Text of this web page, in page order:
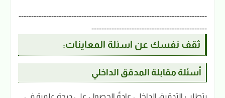
---------------------------------------------------------------------------
----------------------------------------------
ثقف نفسك عن اسئلة المعاينات:
أسئلة مقابلة المدقق الداخلي